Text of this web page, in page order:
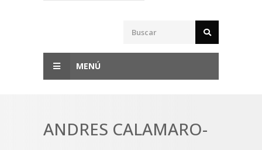
MENÚ
ANDRES CALAMARO-